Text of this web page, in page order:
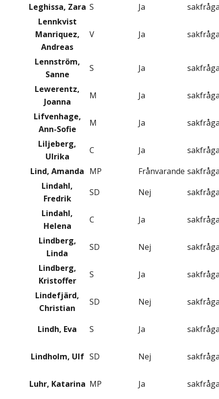
Leghissa, Zara S Ja
Lennkvist
Manriquez,
Andreas
V Ja
Lennström,
Sanne
S Ja
Lewerentz,
Joanna
M Ja
Lifvenhage,
Ann-Sofie
M Ja
Liljeberg,
Ulrika
C Ja
Lind, Amanda MP Frånvarande
Lindahl,
Fredrik
SD Nej
Lindahl,
Helena
C Ja
Lindberg,
Linda
SD Nej
Lindberg,
Kristoffer
S Ja
Lindefjärd,
Christian
SD Nej
Lindh, Eva S Ja
Lindholm, Ulf SD Nej
Luhr, Katarina MP Ja